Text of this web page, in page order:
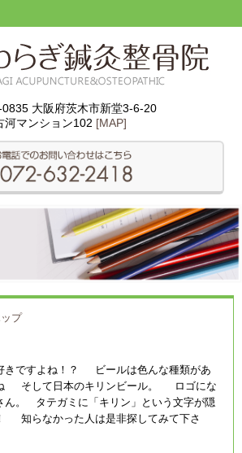
大阪府茨木市新堂3-6-20
河マンション102 [MAP]
プ
きですよね！？ ビールは色んな種類があ
そして日本のキリンビール。 ロゴにな
ん。 タテガミに「キリン」という文字が隠
知らなかった人は是非探してみて下さ